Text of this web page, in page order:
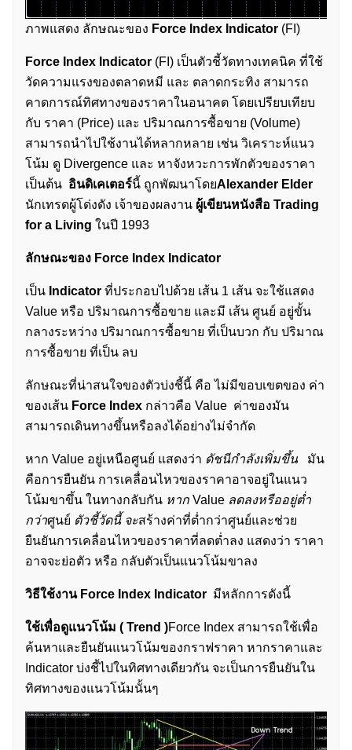
ภาพแสดง ลักษณะของ Force Index Indicator (FI)
Force Index Indicator (FI) เป็นตัวชี้วัดทางเทคนิค ที่ใช้
วัดความแรงของตลาดหมี และ ตลาดกระทิง สามารถ
คาดการณ์ทิศทางของราคาในอนาคต โดยเปรียบเทียบ
กับ ราคา (Price) และ ปริมาณการซื้อขาย (Volume)
สามารถนำไปใช้งานได้หลากหลาย เช่น วิเคราะห์แนว
โน้ม ดู Divergence และ หาจังหวะการพักตัวของราคา
เป็นต้น อินดิเคเตอร์นี้ ถูกพัฒนาโดยAlexander Elder
นักเทรดผู้โด่งดัง เจ้าของผลงาน ผู้เขียนหนังสือ Trading
for a Living ในปี 1993
ลักษณะของ Force Index Indicator
เป็น Indicator ที่ประกอบไปด้วย เส้น 1 เส้น จะใช้แสดง
Value หรือ ปริมาณการซื้อขาย และมี เส้น ศูนย์ อยู่ขั้น
กลางระหว่าง ปริมาณการซื้อขาย ที่เป็นบวก กับ ปริมาณ
การซื้อขาย ที่เป็น ลบ
ลักษณะที่น่าสนใจของตัวบ่งชี้นี้ คือ ไม่มีขอบเขตของ ค่า
ของเส้น Force Index กล่าวคือ Value ค่าของมัน
สามารถเดินทางขึ้นหรือลงได้อย่างไม่จำกัด
หาก Value อยู่เหนือศูนย์ แสดงว่า ดัชนีกำลังเพิ่มขึ้น มัน
คือการยืนยัน การเคลื่อนไหวของราคาอาจอยู่ในแนว
โน้มขาขึ้น ในทางกลับกัน หาก Value ลดลงหรืออยู่ต่ำ
กว่าศูนย์ ตัวชี้วัดนี้ จะสร้างค่าที่ต่ำกว่าศูนย์และช่วย
ยืนยันการเคลื่อนไหวของราคาที่ลดต่ำลง แสดงว่า ราคา
อาจจะย่อตัว หรือ กลับตัวเป็นแนวโน้มขาลง
วิธีใช้งาน Force Index Indicator มีหลักการดังนี้
ใช้เพื่อดูแนวโน้ม ( Trend )Force Index สามารถใช้เพื่อ
ค้นหาและยืนยันแนวโน้มของกราฟราคา หากราคาและ
Indicator บ่งชี้ไปในทิศทางเดียวกัน จะเป็นการยืนยันใน
ทิศทางของแนวโน้มนั้นๆ